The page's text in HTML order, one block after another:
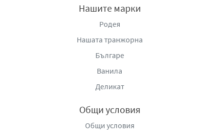
Нашите марки
Родея
Нашата транжорна
Българе
Ванила
Деликат
Общи условия
Общи условия